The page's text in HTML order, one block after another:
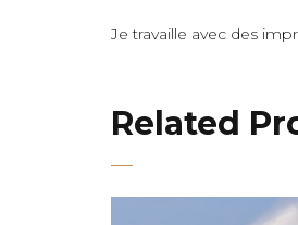
Je travaille avec des
Related